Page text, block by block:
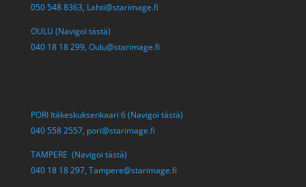
050 548 8363, Lahti@starimage.fi
OULU (Navigoi tästä)
040 18 18 299, Oulu@starimage.fi
PORI Itäkeskuksenkaari 6 (Navigoi tästä)
040 558 2557, pori@starimage.fi
TAMPERE (Navigoi tästä)
040 18 18 297, Tampere@starimage.fi